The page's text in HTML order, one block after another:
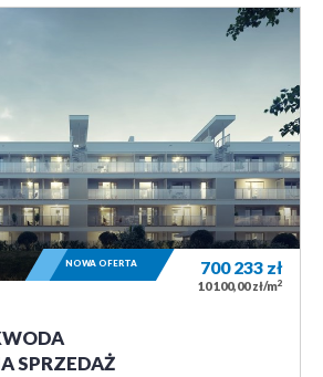
SPRZEDAŻ
700 233 zł
10 100,00 zł/m2
NOWA OFERTA